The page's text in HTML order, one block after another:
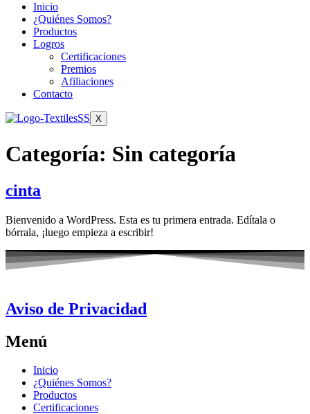
Inicio
¿Quiénes Somos?
Productos
Logros
Certificaciones
Premios
Afiliaciones
Contacto
X
Categoría: Sin categoría
cinta
Bienvenido a WordPress. Esta es tu primera entrada. Edítala o
bórrala, ¡luego empieza a escribir!
Aviso de Privacidad
Menú
Inicio
¿Quiénes Somos?
Productos
Certificaciones